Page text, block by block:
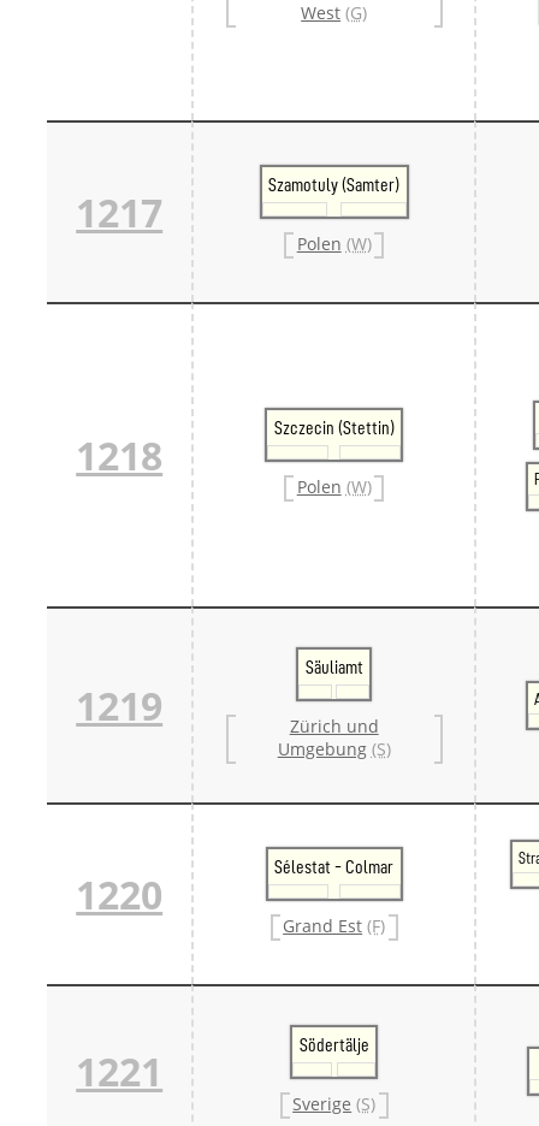
West (G)
1217
Szamotuly (Samter)
Polen (W)
1218
Szczecin (Stettin)
Polen (W)
1219
Säuliamt
Zürich und
Umgebung (S)
1220
Sélestat - Colmar
Grand Est (F)
1221
Södertälje
Sverige (S)